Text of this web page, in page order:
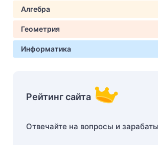
Алгебра
Геометрия
Информатика
Рейтинг сайта
Отвечайте на вопросы и